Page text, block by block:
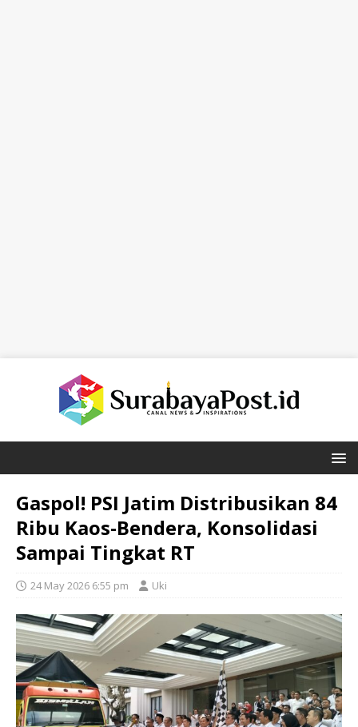
Gaspol! PSI Jatim Distribusikan 84
Ribu Kaos-Bendera, Konsolidasi
Sampai Tingkat RT
24 May 2026 6:55 pm Uki